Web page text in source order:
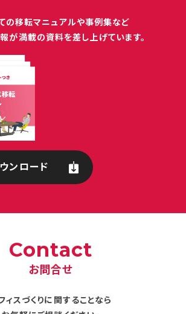
の移転マニュアルや事例集など
が満載の資料を差し上げています。
ンロード
Contact
お問合せ
ィスづくりに関することなら